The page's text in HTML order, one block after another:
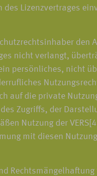
des Lizenzvertrages
den
nicht verlangt,
persönliches, nicht
auf die private
Zugriffs, der
Nutzung der
mit diesen